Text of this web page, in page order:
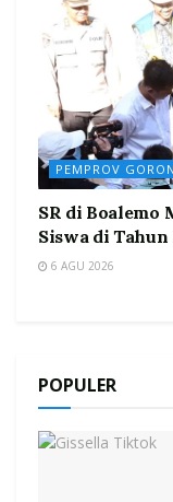
PEMPROV
SR di Boalemo
Siswa di Tahun
6 AGU 2026
POPULER